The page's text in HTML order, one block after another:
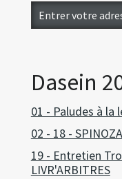
Dasein
01 - Paludes à la
02 - 18 -
19 - Entretien
LIVR'ARBITRES